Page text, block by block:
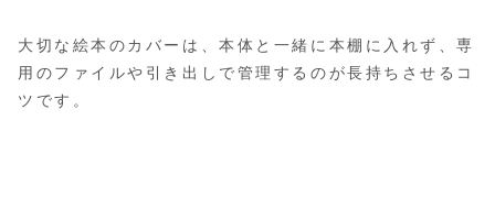
大切な絵本のカバーは、本体と一緒に本棚に入れず、専
用のファイルや引き出しで管理するのが長持ちさせるコ
ツです。